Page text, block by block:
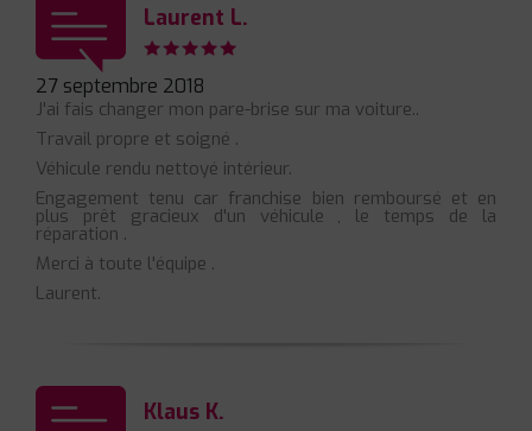
Laurent L.
27 septembre 2018
J'ai fais changer mon pare-brise sur ma voiture..
Travail propre et soigné .
Véhicule rendu nettoyé intérieur.
Engagement tenu car franchise bien remboursé et en
plus prêt gracieux d'un véhicule , le temps de la
réparation .
Merci à toute l'équipe .
Laurent.
Klaus K.